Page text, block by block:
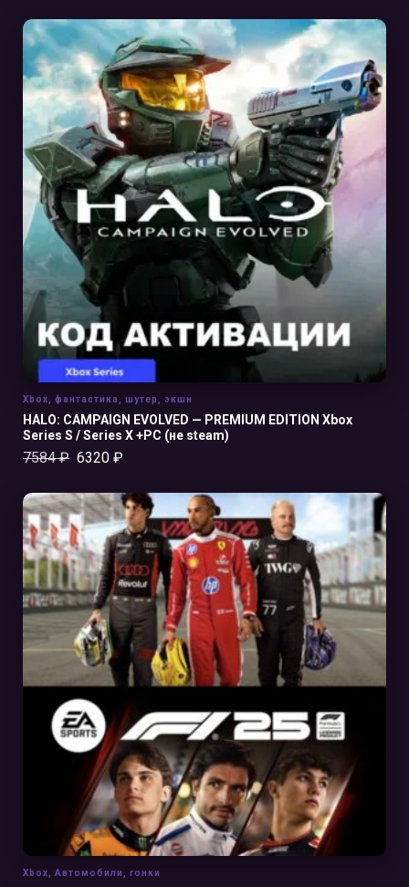
В КОРЗИНУ
HALO: CAMPAIGN EVOLVED — PREMIUM EDITION Xbox
Series S / Series X +PC (не steam)
7584₽ 6320 ₽
Xbox фантастика шутер экшн
В КОРЗИНУ
Xbox Автомобили гонки